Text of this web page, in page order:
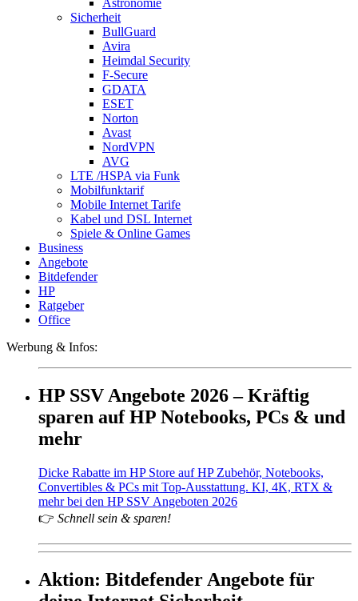
Astronomie
Sicherheit
BullGuard
Avira
Heimdal Security
F-Secure
GDATA
ESET
Norton
Avast
NordVPN
AVG
LTE /HSPA via Funk
Mobilfunktarif
Mobile Internet Tarife
Kabel und DSL Internet
Spiele & Online Games
Business
Angebote
Bitdefender
HP
Ratgeber
Office
Werbung & Infos:
HP SSV Angebote 2026 – Kräftig
sparen auf HP Notebooks, PCs & und
mehr
Dicke Rabatte im HP Store auf HP Zubehör, Notebooks,
Convertibles & PCs mit Top-Ausstattung. KI, 4K, RTX &
mehr bei den HP SSV Angeboten 2026
👉 Schnell sein & sparen!
Aktion: Bitdefender Angebote für